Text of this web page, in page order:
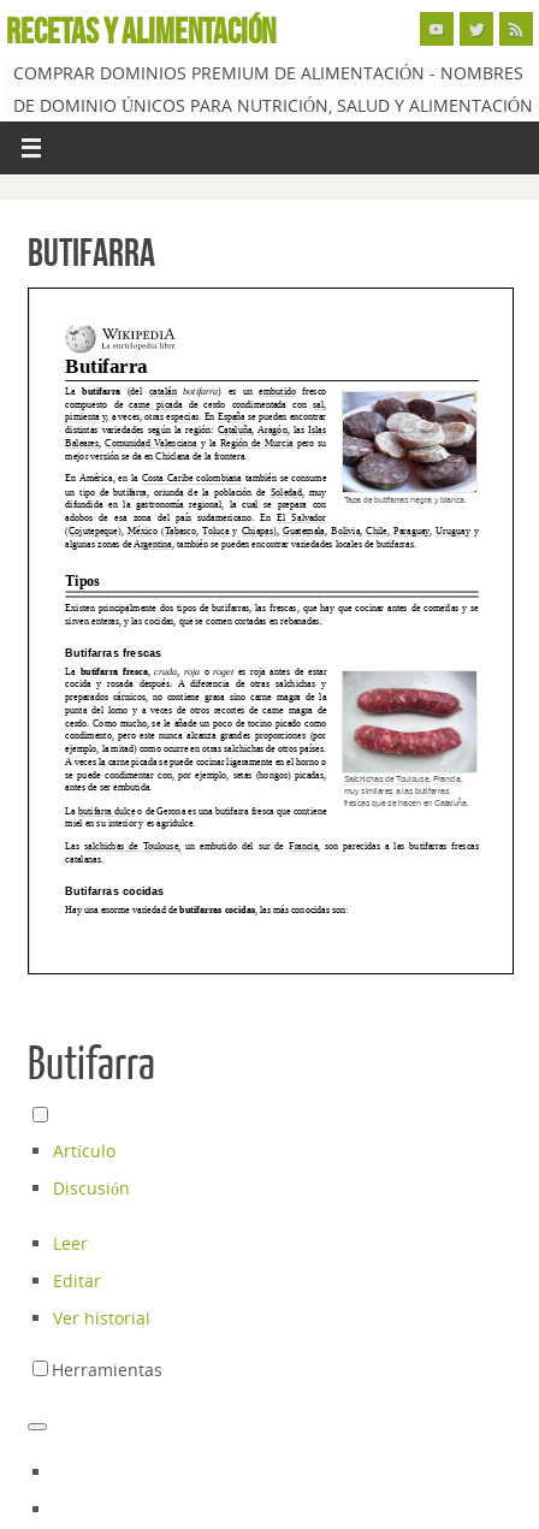
RECETAS Y ALIMENTACIÓN
COMPRAR DOMINIOS PREMIUM DE ALIMENTACIÓN - NOMBRES
DE DOMINIO ÚNICOS PARA NUTRICIÓN, SALUD Y ALIMENTACIÓN
Butifarra
Butifarra
Artículo
Discusión
Leer
Editar
Ver historial
Herramientas